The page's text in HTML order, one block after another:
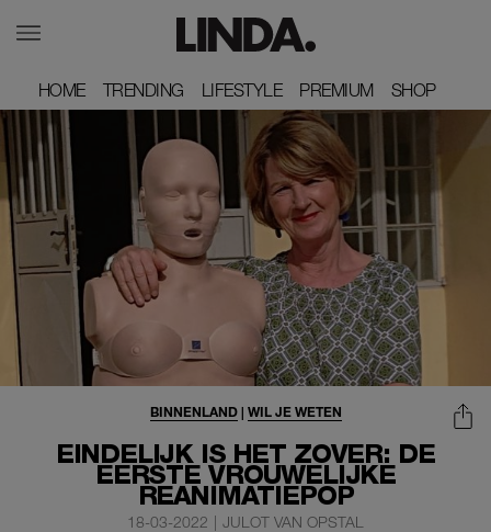
HOME
HOME TRENDING
TRENDING LIFESTYLE
LIFESTYLE PREMIUM
PREMIUM SHOP
SHOP
EINDELIJK IS HET ZOVER: DE
EERSTE VROUWELIJKE
REANIMATIEPOP
BINNENLAND| WIL JE WETEN
18-03-2022 | JULOT VAN OPSTAL